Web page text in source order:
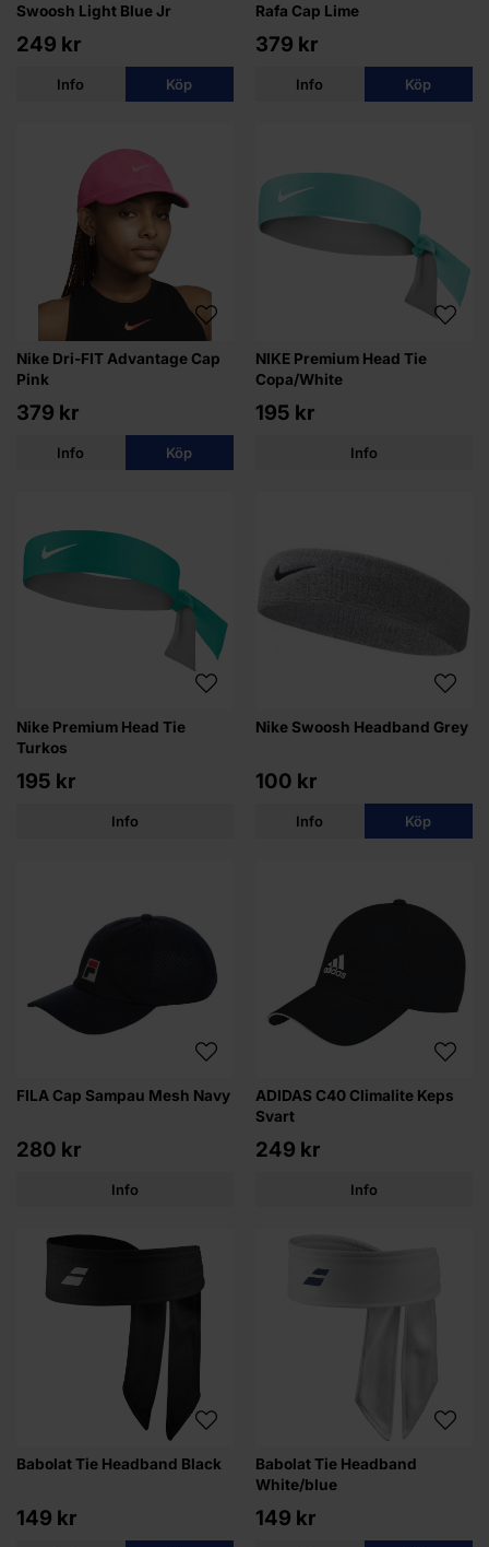
Swoosh Light Blue Jr
249 kr
Info Köp
Rafa Cap Lime
379 kr
Info Köp
Nike Dri-FIT Advantage Cap
Pink
379 kr
Info Köp
NIKE Premium Head Tie
Copa/White
195 kr
Info
Nike Premium Head Tie
Turkos
195 kr
Info
Nike Swoosh Headband Grey
100 kr
Info Köp
FILA Cap Sampau Mesh Navy
280 kr
Info
ADIDAS C40 Climalite Keps
Svart
249 kr
Info
Babolat Tie Headband Black
149 kr
Babolat Tie Headband
White/blue
149 kr